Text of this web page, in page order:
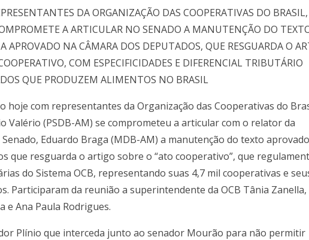
DA ORGANIZAÇÃO DAS COOPERATIVAS DO BRASIL,
A ARTICULAR NO SENADO A MANUTENÇÃO DO
APROVADO NA CÂMARA DOS DEPUTADOS, QUE RESGUARDA O
COM ESPECIFICIDADES E DIFERENCIAL TRIBUTÁRIO
QUE PRODUZEM ALIMENTOS NO BRASIL
hoje com representantes da Organização das Cooperativas do
Valério (PSDB-AM) se comprometeu a articular com o relator da
Eduardo Braga (MDB-AM) a manutenção do texto
que resguarda o artigo sobre o “ato cooperativo”, que
do Sistema OCB, representando suas 4,7 mil cooperativas e
Participaram da reunião a superintendente da OCB Tânia Zanella,
e Ana Paula Rodrigues.
Plínio que interceda junto ao senador Mourão para não permitir